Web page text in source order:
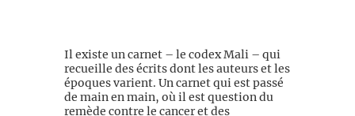
Il existe un carnet – le codex Mali – qui
recueille des écrits dont les auteurs et les
époques varient. Un carnet qui est passé
de main en main, où il est question du
remède contre le cancer et des